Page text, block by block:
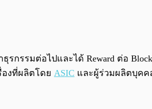
รกรรมต่อไปและได้ Reward ต่อ
องที่ผลิตโดย ASIC และผู้ร่วมผลิตบุคค